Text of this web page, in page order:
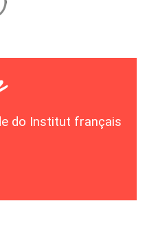
do Institut français